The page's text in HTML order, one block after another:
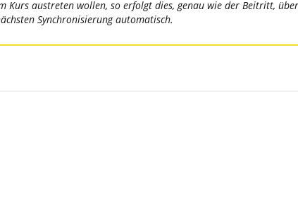
Kurs austreten wollen, so erfolgt dies, genau wie der Beitritt,
Synchronisierung automatisch.